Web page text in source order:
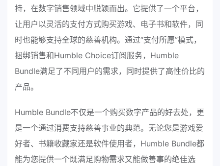
持，在数字销售领域中脱颖而出。它提供了一个平台，
让用户以灵活的支付方式购买游戏、电子书和软件，同
时也能够支持全球的慈善机构。通过“支付所愿”模式，
捆绑销售和Humble Choice订阅服务，Humble
Bundle满足了不同用户的需求，同时提供了高性价比的
产品。
Humble Bundle不仅是一个购买数字产品的好去处，更
是一个通过消费支持慈善事业的典范。无论您是游戏爱
好者、书籍收藏家还是软件使用者，Humble Bundle都
能为您提供一个既满足购物需求又能做善事的绝佳选